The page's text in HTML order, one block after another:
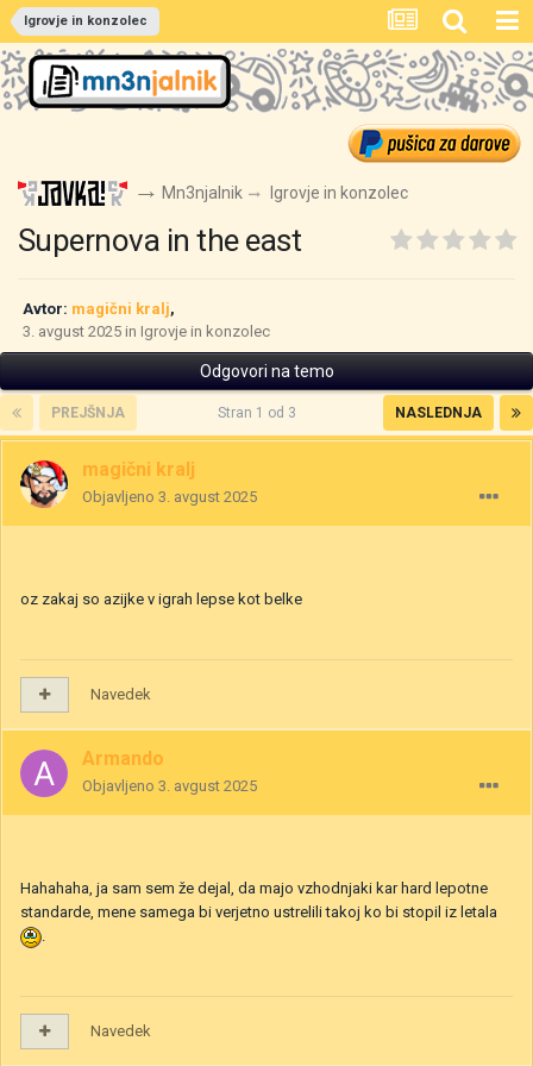
Igrovje in konzolec
Mn3njalnik Igrovje in konzolec
Supernova in the east
Avtor: magični kralj,
3. avgust 2025 in Igrovje in konzolec
Odgovori na temo
PREJŠNJA NASLEDNJA
Stran 1 od 3
magični kralj
Objavljeno 3. avgust 2025
oz zakaj so azijke v igrah lepse kot belke
Navedek
Armando
Objavljeno 3. avgust 2025
Hahahaha, ja sam sem že dejal, da majo vzhodnjaki kar hard lepotne
standarde, mene samega bi verjetno ustrelili takoj ko bi stopil iz letala
.
Navedek